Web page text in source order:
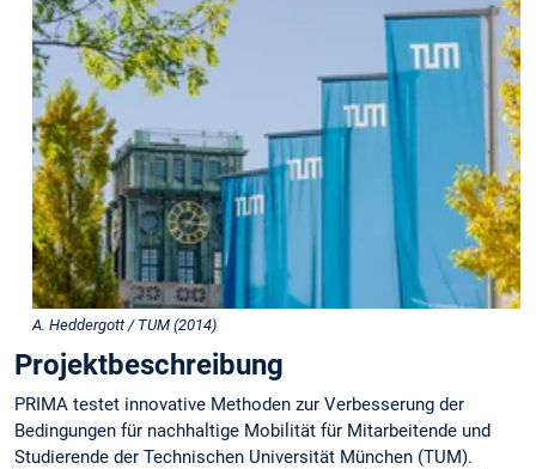
A. Heddergott / TUM (2014)
Projektbeschreibung
PRIMA testet innovative Methoden zur Verbesserung der
Bedingungen für nachhaltige Mobilität für Mitarbeitende und
Studierende der Technischen Universität München (TUM).